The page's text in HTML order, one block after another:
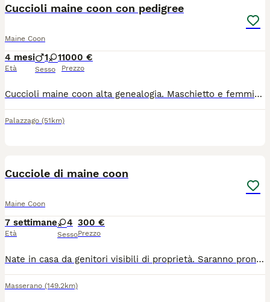
Cuccioli maine coon con pedigree
Maine Coon
4 mesi
Età
1 1
Sesso
1000 €
Prezzo
Cuccioli maine coon alta genealogia. Maschietto e femminuccia nati in data 01 aprile. Allevamento amatoriale in provincia di Bergamo. I piccoli possono già lasciare mamma gatta. Verranno ceduti sverminati, con doppia vaccinazione, microchip e pedigree ANFI. Contratto da compagnia. Genitori visibili e testati, FIV/FELV NN, HCM NN ed ecocardio nella norma. I piccoli sono abituati all'uso della lettiera e del tiragraffi. Nati e cresciuti in casa, molto socievoli e vivace. Visibili con i genitori.
Palazzago (51km)
Cucciole di maine coon
Maine Coon
7 settimane
Età
4
Sesso
300 €
Prezzo
Nate in casa da genitori visibili di proprietà. Saranno pronte per le nuove famiglie a partire da fine agosto. Le piccole sono sane, vivaci ed educate alla lettiera. Info. 329 4643260
Masserano (149.2km)